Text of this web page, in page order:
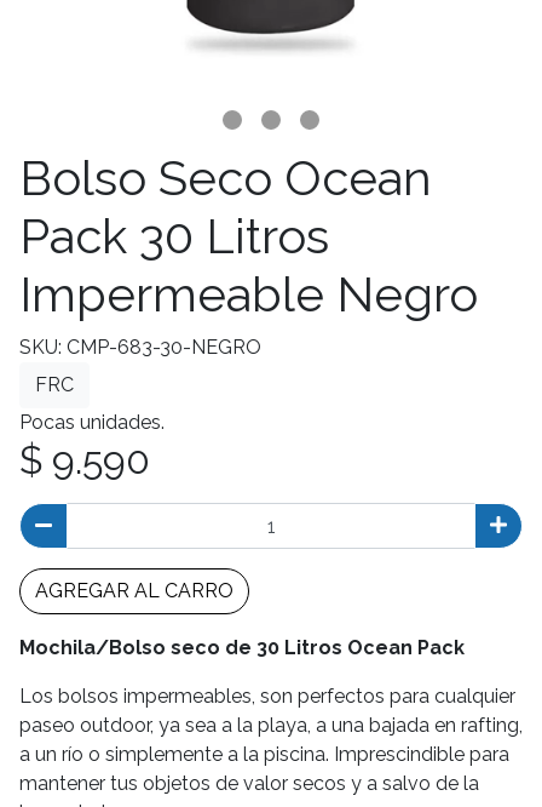
Bolso Seco Ocean
Pack 30 Litros
Impermeable Negro
SKU: CMP-683-30-NEGRO
FRC
Pocas unidades.
$ 9.590
AGREGAR AL CARRO
Mochila/Bolso seco de 30 Litros Ocean Pack
Los bolsos impermeables, son perfectos para cualquier
paseo outdoor, ya sea a la playa, a una bajada en rafting,
a un río o simplemente a la piscina. Imprescindible para
mantener tus objetos de valor secos y a salvo de la